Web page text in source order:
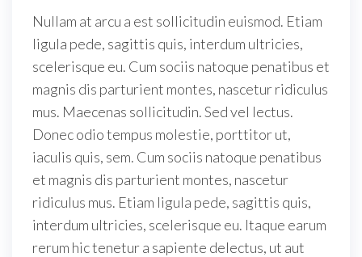
Nullam at arcu a est sollicitudin euismod. Etiam
ligula pede, sagittis quis, interdum ultricies,
scelerisque eu. Cum sociis natoque penatibus et
magnis dis parturient montes, nascetur ridiculus
mus. Maecenas sollicitudin. Sed vel lectus.
Donec odio tempus molestie, porttitor ut,
iaculis quis, sem. Cum sociis natoque penatibus
et magnis dis parturient montes, nascetur
ridiculus mus. Etiam ligula pede, sagittis quis,
interdum ultricies, scelerisque eu. Itaque earum
rerum hic tenetur a sapiente delectus, ut aut